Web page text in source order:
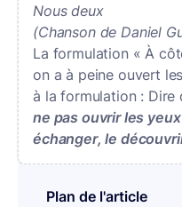
Nous deux
(Chanson de Daniel
La formulation « À
on a à peine ouvert
à la formulation : Dire
ne pas ouvrir les
échanger, le
Plan de l'article